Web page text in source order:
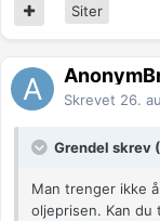
Anonymkode:
Siter
Skrevet 26.
Grendel skrev
Man trenger ikke
oljeprisen. Kan du